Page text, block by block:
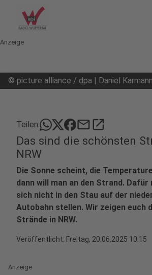
Anzeige
© picture alliance / dpa | Daniel Karmann
Teilen: mailopen_in_new
Das sind die schönsten
NRW
Die Sonne scheint, die
dann will man an den Strand. Dafür
sich nicht in den Stau auf der
Autobahn stellen. Wir zeigen euch
Strände in NRW.
Veröffentlicht: Freitag, 20.06.2025 10:15
Anzeige